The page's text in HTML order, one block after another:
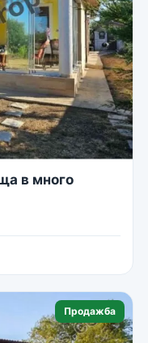
в много
Продажба